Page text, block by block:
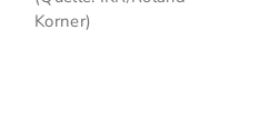
Korner)